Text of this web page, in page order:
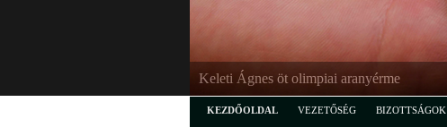
Keleti Ágnes öt olimpiai aranyérme
KEZDŐOLDAL VEZETŐSÉG BIZOTTSÁGOK